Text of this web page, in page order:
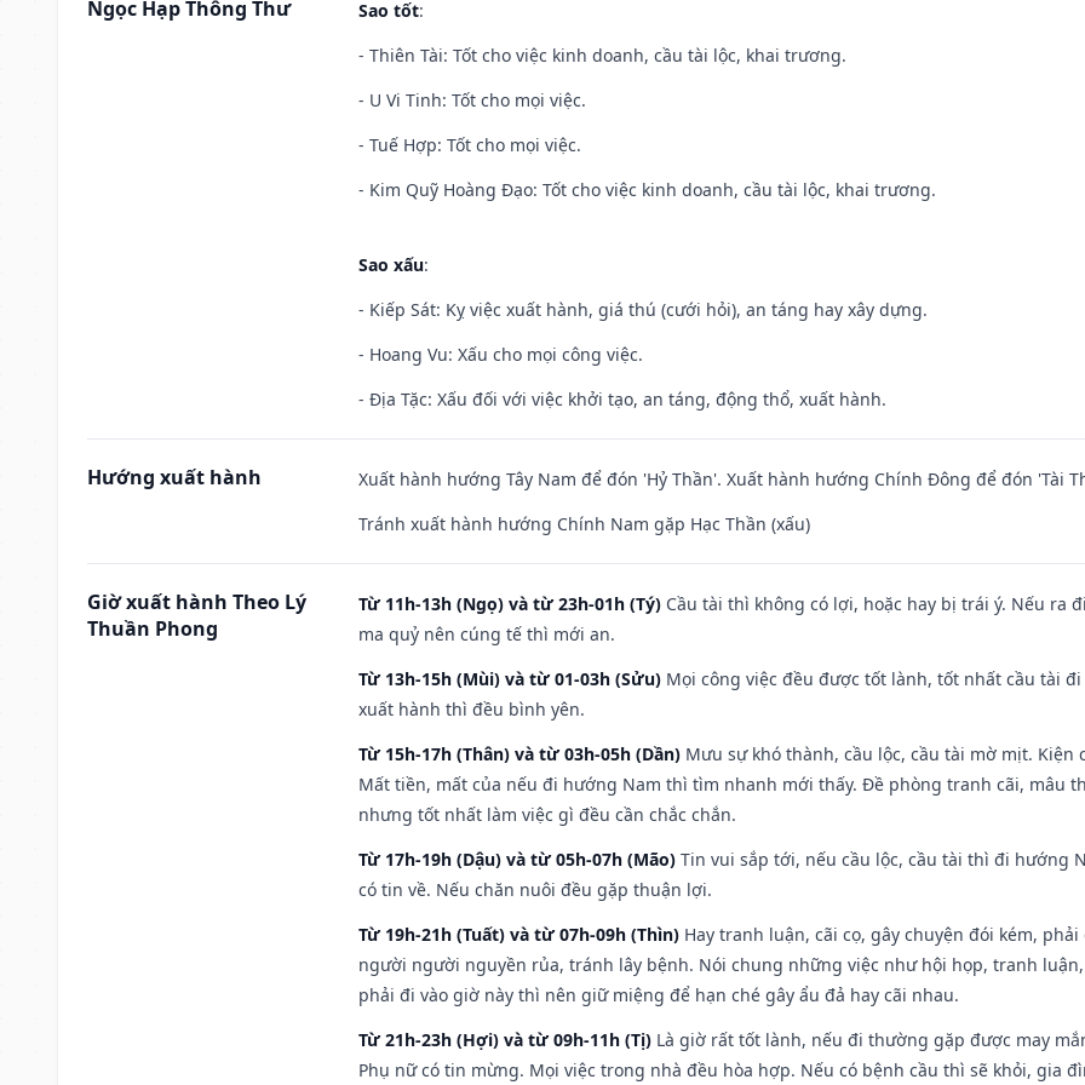
Ngọc Hạp Thông Thư Sao tốt:
- Thiên Tài: Tốt cho việc kinh doanh, cầu tài lộc, khai trương.
- U Vi Tinh: Tốt cho mọi việc.
- Tuế Hợp: Tốt cho mọi việc.
- Kim Quỹ Hoàng Đạo: Tốt cho việc kinh doanh, cầu tài lộc, khai trương.
Sao xấu:
- Kiếp Sát: Kỵ việc xuất hành, giá thú (cưới hỏi), an táng hay xây dựng.
- Hoang Vu: Xấu cho mọi công việc.
- Địa Tặc: Xấu đối với việc khởi tạo, an táng, động thổ, xuất hành.
Hướng xuất hành
Xuất hành hướng Tây Nam để đón 'Hỷ Thần'. Xuất hành hướng Chính Đông để đón 'Tài
Tránh xuất hành hướng Chính Nam gặp Hạc Thần (xấu)
Giờ xuất hành Theo Lý
Thuần Phong
Từ 11h-13h (Ngọ) và từ 23h-01h (Tý) Cầu tài thì không có lợi, hoặc hay bị trái ý. Nếu
ma quỷ nên cúng tế thì mới an.
Từ 13h-15h (Mùi) và từ 01-03h (Sửu) Mọi công việc đều được tốt lành, tốt nhất cầu tài
xuất hành thì đều bình yên.
Từ 15h-17h (Thân) và từ 03h-05h (Dần) Mưu sự khó thành, cầu lộc, cầu tài mờ mịt.
Mất tiền, mất của nếu đi hướng Nam thì tìm nhanh mới thấy. Đề phòng tranh cãi, mâu
nhưng tốt nhất làm việc gì đều cần chắc chắn.
Từ 17h-19h (Dậu) và từ 05h-07h (Mão) Tin vui sắp tới, nếu cầu lộc, cầu tài thì đi hướng
có tin về. Nếu chăn nuôi đều gặp thuận lợi.
Từ 19h-21h (Tuất) và từ 07h-09h (Thìn) Hay tranh luận, cãi cọ, gây chuyện đói kém,
người người nguyền rủa, tránh lây bệnh. Nói chung những việc như hội họp, tranh
phải đi vào giờ này thì nên giữ miệng để hạn ché gây ẩu đả hay cãi nhau.
Từ 21h-23h (Hợi) và từ 09h-11h (Tị) Là giờ rất tốt lành, nếu đi thường gặp được may
Phụ nữ có tin mừng. Mọi việc trong nhà đều hòa hợp. Nếu có bệnh cầu thì sẽ khỏi, gia